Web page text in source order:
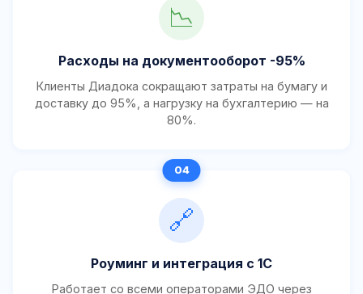
📉
Расходы на документооборот -95%
Клиенты Диадока сокращают затраты на бумагу и
доставку до 95%, а нагрузку на бухгалтерию — на
80%.
🔗
Роуминг и интеграция с 1С
Работает со всеми операторами ЭДО через